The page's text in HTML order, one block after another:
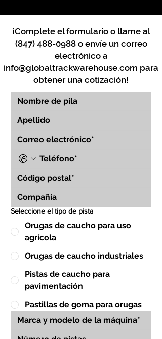
¡Complete el formulario o llame al
(847) 488-0988o envíe un correo
electrónico a
info@globaltrackwarehouse.com para
obtener una cotización!
Seleccione el tipo de pista
Orugas de caucho para uso
agrícola
Orugas de caucho industriales
Pistas de caucho para
pavimentación
Pastillas de goma para orugas